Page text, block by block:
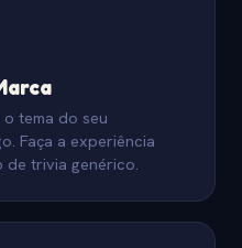
tema do seu
Faça a experiência
de trivia genérico.